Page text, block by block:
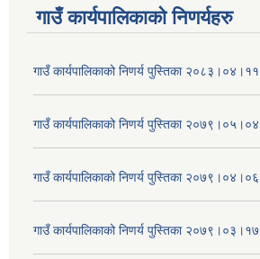
गाउँ कार्यपालिकाकाे निणर्यहरु
गाउँ कार्यपालिकाको निणर्य पुस्तिका २०८३।०४।११
गाउँ कार्यपालिकाको निणर्य पुस्तिका २०७९।०५।०४
गाउँ कार्यपालिकाको निणर्य पुस्तिका २०७९।०४।०६
गाउँ कार्यपालिकाको निणर्य पुस्तिका २०७९।०३।१७